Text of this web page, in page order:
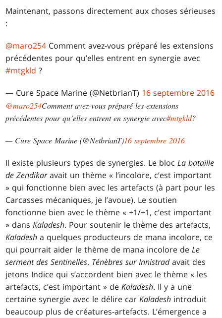
Maintenant, passons directement aux choses sérieuses
:
@maro254 Comment avez-vous préparé les extensions
précédentes pour qu’elles entrent en synergie avec
#mtgkld ?
— Cure Space Marine (@NetbrianT) 16 septembre 2016
@maro254Comment avez-vous préparé les extensions
précédentes pour qu’elles entrent en synergie avec#mtgkld?
— Cure Space Marine (@NetbrianT)16 septembre 2016
Il existe plusieurs types de synergies. Le blocLa bataille
de Zendikaravait un thème « l’incolore, c’est important
» qui fonctionne bien avec les artefacts (à part pour les
Carcasses mécaniques, je l’avoue). Le soutien
fonctionne bien avec le thème « +1/+1, c’est important
» dansKaladesh. Pour soutenir le thème des artefacts,
Kaladesh a quelques producteurs de mana incolore, ce
qui pourrait aider le thème de mana incolore deLe
serment des Sentinelles. Ténèbres sur Innistradavait des
jetons Indice qui s’accordent bien avec le thème « les
artefacts, c’est important » deKaladesh. Il y a une
certaine synergie avec le délire carKaladesh introduit
beaucoup plus de créatures-artefacts. L’émergence a